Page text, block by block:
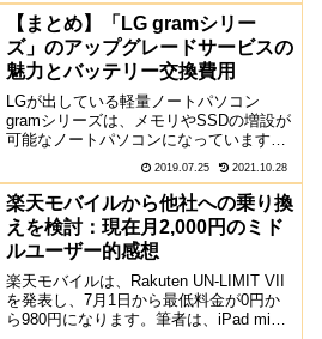
と契約すべきかどうかについて紹介し...
【まとめ】「LG gramシリー
ズ」のアップグレードサービスの
魅力とバッテリー交換費用
LGが出している軽量ノートパソコン
gramシリーズは、メモリやSSDの増設が
可能なノートパソコンになっています。
しかも公式でアップグレードサービスが
用意されており、お金を払えば、自分で
行う必要もありません。今回はそんなLG
gramのアップ...
2019.07.25 2021.10.28
楽天モバイルから他社への乗り換
えを検討：現在月2,000円のミド
ルユーザー的感想
楽天モバイルは、Rakuten UN-LIMIT VII
を発表し、7月1日から最低料金が0円か
ら980円になります。筆者は、iPad mini